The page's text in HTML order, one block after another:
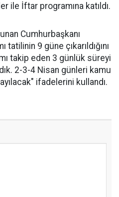
ile İftar programına katıldı.
Cumhurbaşkanı
tatilinin 9 güne çıkarıldığını
takip eden 3 günlük süreyi
2-3-4 Nisan günleri kamu
ifadelerini kullandı.